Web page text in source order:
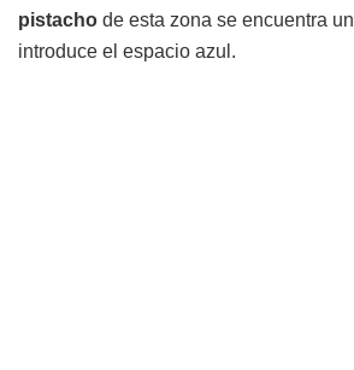
pistacho de esta zona se encuentra un
introduce el espacio azul.